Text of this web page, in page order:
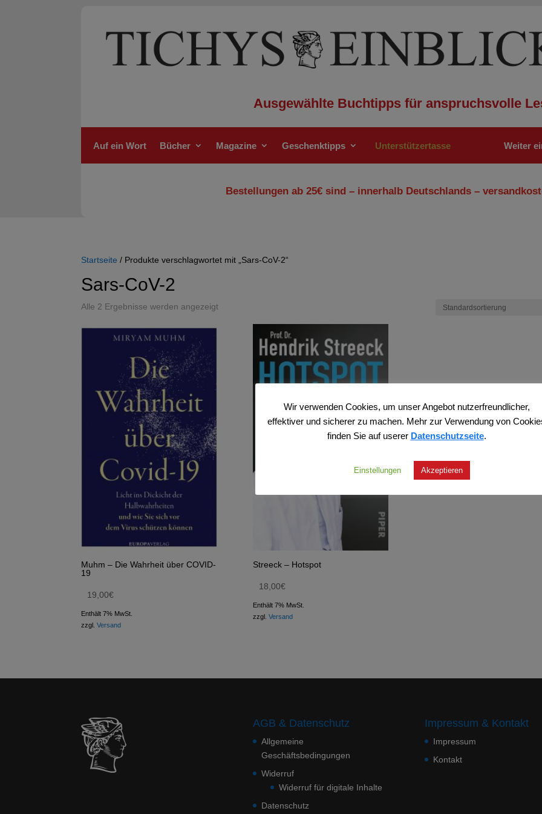
Ausgewählte Buchtipps für anspruchsvolle
Auf ein Wort Bücher Magazine Geschenktipps Unterstützertasse Weiter
Bestellungen ab 25€ sind – innerhalb Deutschlands –
Startseite / Produkte verschlagwortet mit „Sars-CoV-2“
Sars-CoV-2
Alle 2 Ergebnisse werden angezeigt
Muhm – Die Wahrheit über COVID-
19
19,00€
Enthält 7% MwSt.
zzgl.Versand
Streeck – Hotspot
18,00€
Enthält 7% MwSt.
zzgl. Versand
AGB & Datenschutz
Allgemeine
Geschäftsbedingungen
Widerruf
Widerruf für digitale Inhalte
Datenschutz
Impressum & Kontakt
Impressum
Kontakt
Wir verwenden Cookies, um unser Angebot nutzerfreundlicher,
effektiver und sicherer zu machen. Mehr zur Verwendung von
finden Sie auf userer Datenschutzseite.
Einstellungen Akzeptieren